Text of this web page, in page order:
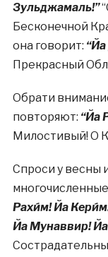
Зульджамаль!”
Бесконечной
она говорит:
Прекрасный
Обрати
повторяют: “Йа
Милостивый! О
Спроси у весны
Рахи́м! Йа
Йа Мунаввир!